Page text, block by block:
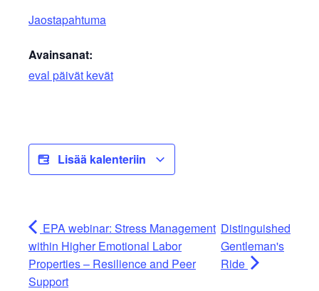
Jaostapahtuma
Avainsanat:
eval päivät kevät
Lisää kalenteriin
EPA webinar: Stress Management
within Higher Emotional Labor
Properties – Resilience and Peer
Support
Distinguished
Gentleman's
Ride